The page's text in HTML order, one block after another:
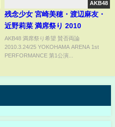
AKB48
残念少女 宮崎美穂・渡辺麻友・
近野莉菜 満席祭り 2010
AKB48 満席祭り希望 賛否両論
2010.3.24/25 YOKOHAMA ARENA 1st
PERFORMANCE 第1公演...